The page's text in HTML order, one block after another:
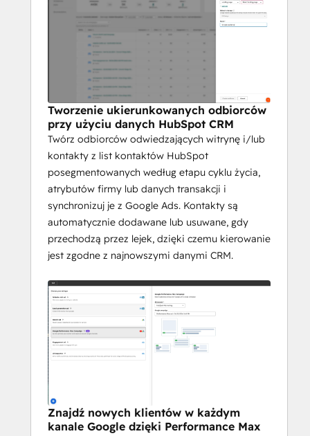
Tworzenie ukierunkowanych odbiorców
przy użyciu danych HubSpot CRM
Twórz odbiorców odwiedzających witrynę i/lub
kontakty z list kontaktów HubSpot
posegmentowanych według etapu cyklu życia,
atrybutów firmy lub danych transakcji i
synchronizuj je z Google Ads. Kontakty są
automatycznie dodawane lub usuwane, gdy
przechodzą przez lejek, dzięki czemu kierowanie
jest zgodne z najnowszymi danymi CRM.
Znajdź nowych klientów w każdym
kanale Google dzięki Performance Max